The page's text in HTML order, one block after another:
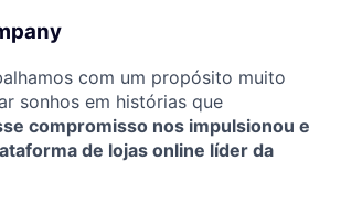
com um propósito muito
sonhos em histórias que
compromisso nos impulsionou e
de lojas online líder da